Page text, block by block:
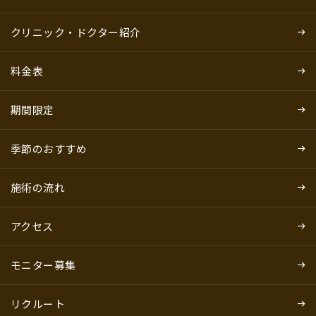
クリニック・ドクター紹介
料金表
期間限定
季節のおすすめ
施術の流れ
アクセス
モニター募集
リクルート